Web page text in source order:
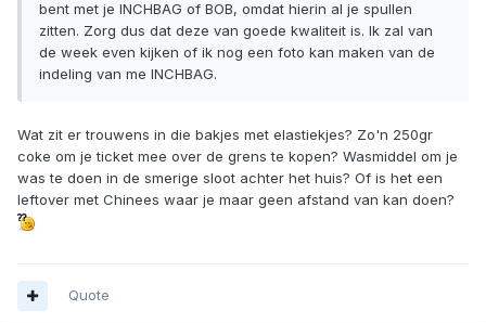
bent met je INCHBAG of BOB, omdat hierin al je spullen
zitten. Zorg dus dat deze van goede kwaliteit is. Ik zal van
de week even kijken of ik nog een foto kan maken van de
indeling van me INCHBAG.
Wat zit er trouwens in die bakjes met elastiekjes? Zo'n 250gr
coke om je ticket mee over de grens te kopen? Wasmiddel om je
was te doen in de smerige sloot achter het huis? Of is het een
leftover met Chinees waar je maar geen afstand van kan doen?
Quote